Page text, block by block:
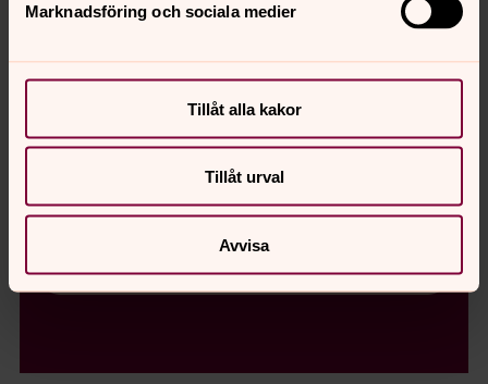
Marknadsföring och sociala medier
Tillåt alla kakor
Tillåt urval
Avvisa
Adress*
Räkna ut din kyrkoavgift